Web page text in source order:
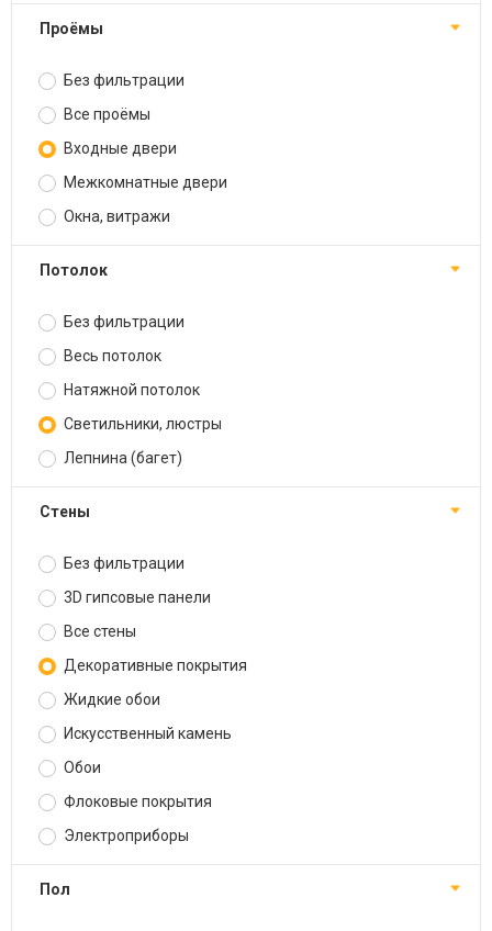
Проёмы
Без фильтрации
Все проёмы
Входные двери
Межкомнатные двери
Окна, витражи
Потолок
Без фильтрации
Весь потолок
Натяжной потолок
Светильники, люстры
Лепнина (багет)
Стены
Без фильтрации
3D гипсовые панели
Все стены
Декоративные покрытия
Жидкие обои
Искусственный камень
Обои
Флоковые покрытия
Электроприборы
Пол